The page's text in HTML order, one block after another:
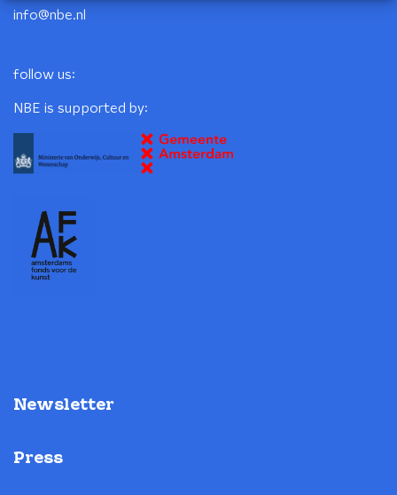
info@nbe.nl
follow us:
NBE is supported by:
Newsletter
Press